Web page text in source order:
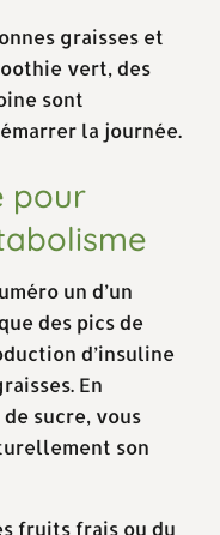
graisses et
vert, des
sont
la journée.
pour
un d’un
des pics de
d’insuline
En
sucre, vous
son
fruits frais ou du